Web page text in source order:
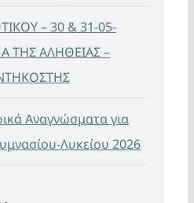
– 30 & 31-05-
ΤΗΣ ΑΛΗΘΕΙΑΣ –
Αναγνώσματα για
Λυκείου 2026